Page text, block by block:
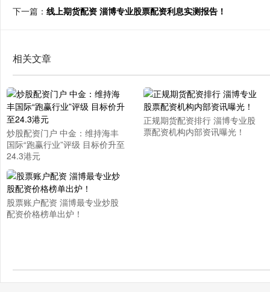
下一篇： 线上期货配资 淄博专业股票配资利息实测报告！
相关文章
炒股配资门户 中金：维持海丰
国际“跑赢行业”评级 目标价升至
24.3港元
正规期货配资排行 淄博专业股
票配资机构内部资讯曝光！
股票账户配资 淄博最专业炒股
配资价格榜单出炉！